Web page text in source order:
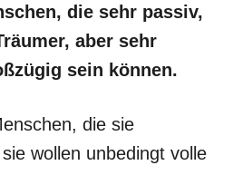
die sehr passiv,
aber sehr
sein können.
die sie
wollen unbedingt volle